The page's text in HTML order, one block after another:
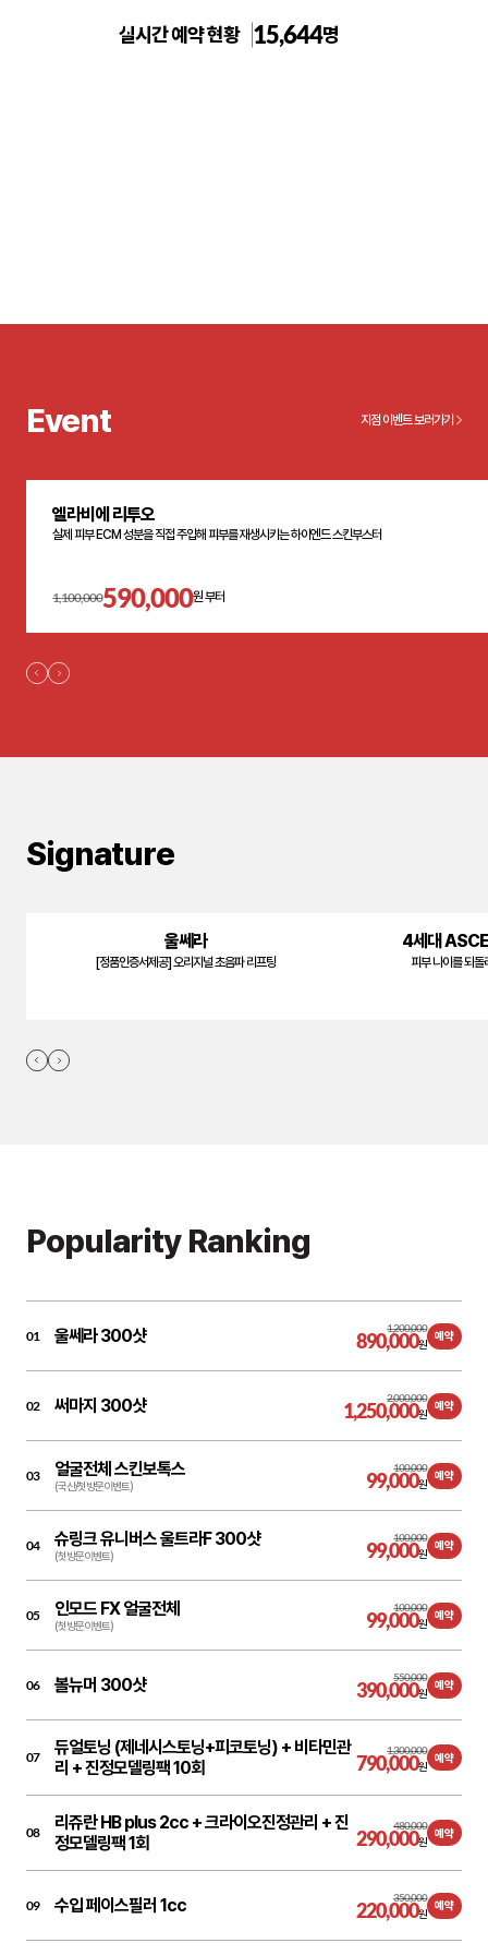
실시간 예약 현황 15,644명
Event 지점 이벤트 보러가기
엘라비에 리투오
실제 피부 ECM 성분을 직접 주입해 피부를 재생시키는 하이엔드 스킨부스터
1,100,000590,000원 부터
Signature
울쎄라
[정품인증서제공] 오리지널 초음파 리프팅
4세대
피부 나이를 되돌
Popularity Ranking
01 울쎄라 300샷 1,200,000
890,000원
예약
02 써마지 300샷 2,000,000
1,250,000원
예약
03 얼굴전체 스킨보톡스
(국산/첫방문이벤트)
100,000
99,000원
예약
04 슈링크 유니버스 울트라F 300샷
(첫방문이벤트)
100,000
99,000원
예약
05 인모드 FX 얼굴전체
(첫방문이벤트)
100,000
99,000원
예약
06 볼뉴머 300샷 550,000
390,000원
예약
07
듀얼토닝 (제네시스토닝+피코토닝) + 비타민관
리 + 진정모델링팩 10회
1,300,000
790,000원
예약
08
리쥬란 HB plus 2cc + 크라이오진정관리 + 진
정모델링팩 1회
480,000
290,000원
예약
09 수입 페이스필러 1cc 350,000
220,000원
예약